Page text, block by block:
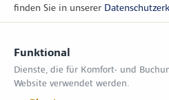
Zimper Media GmbH
Reinhardtstr. 31, 10117 Berlin
Tel.: +49 (0) 30 814 50 12 600
finden Sie in unserer
Funktional
Dienste, die für Komfort- und
Website verwendet werden.